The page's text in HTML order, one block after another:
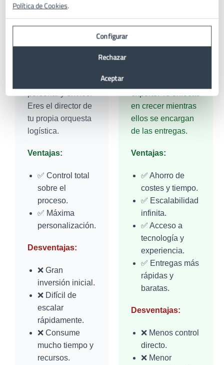
Interno
Eres el director de
tu propia orquesta
logística.
Ventajas:
✅ Control total
sobre el
proceso.
✅ Máxima
personalización.
Desventajas:
❌ Gran
inversión inicial.
❌ Difícil de
escalar
rápidamente.
❌ Consume
mucho tiempo y
recursos.
(3PL)
en crecer mientras
ellos se encargan
de las entregas.
Ventajas:
✅ Ahorro de
costes y tiempo.
✅ Escalabilidad
infinita.
✅ Acceso a
tecnología y
experiencia.
✅ Entregas más
rápidas y
baratas.
Desventajas:
❌ Menos control
directo.
❌ Menor
Política de Cookies.
Configurar
Rechazar
Aceptar